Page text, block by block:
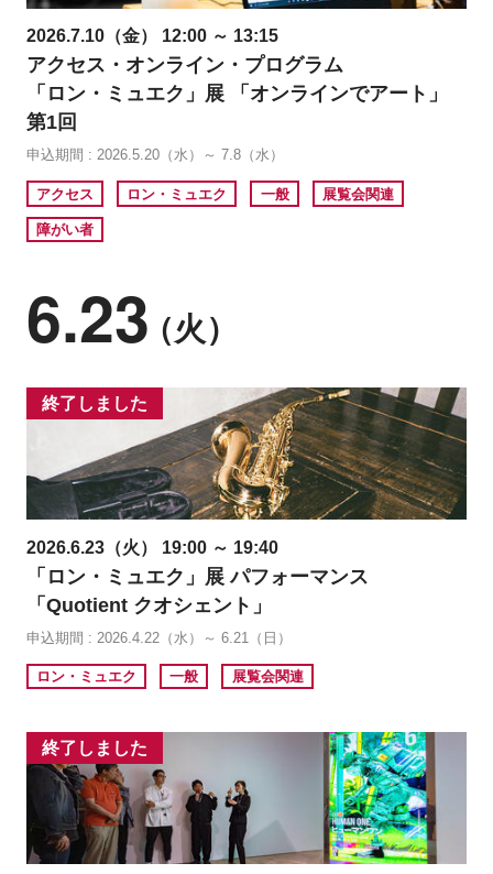
2026.7.10（金） 12:00 ～ 13:15
アクセス・オンライン・プログラム
「ロン・ミュエク」展 「オンラインでアート」
第1回
申込期間 : 2026.5.20（水）～ 7.8（水）
アクセス ロン・ミュエク 一般 展覧会関連
障がい者
6.23（火）
終了しました
2026.6.23（火） 19:00 ～ 19:40
「ロン・ミュエク」展 パフォーマンス
「Quotient クオシェント」
申込期間 : 2026.4.22（水）～ 6.21（日）
ロン・ミュエク 一般 展覧会関連
終了しました